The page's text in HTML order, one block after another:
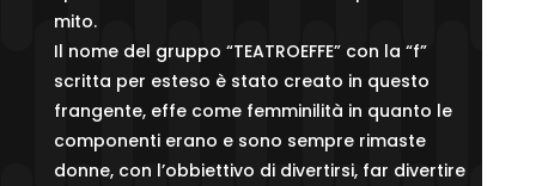
mito.
Il nome del gruppo “TEATROEFFE” con la “f”
scritta per esteso è stato creato in questo
frangente, effe come femminilità in quanto le
componenti erano e sono sempre rimaste
donne, con l’obbiettivo di divertirsi, far divertire